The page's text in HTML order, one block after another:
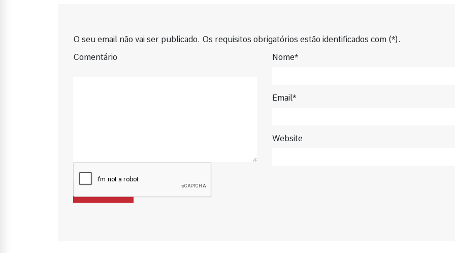
O seu email não vai ser publicado. Os requisitos obrigatórios estão identificados com (*).
Comentário
Nome*
Email*
Website